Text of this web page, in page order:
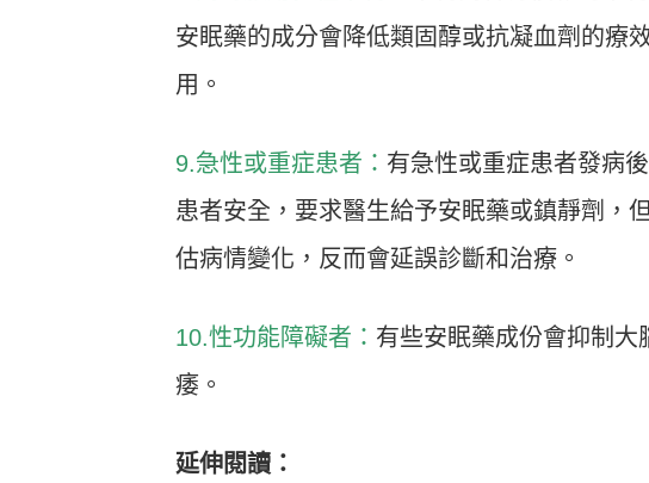
安眠藥的成分會降低類固醇或抗凝血劑的療
用。
9.急性或重症患者： 有急性或重症患者發病
患者安全，要求醫生給予安眠藥或鎮靜劑，
估病情變化，反而會延誤診斷和治療。
10.性功能障礙者： 有些安眠藥成份會抑制
痿。
延伸閱讀：